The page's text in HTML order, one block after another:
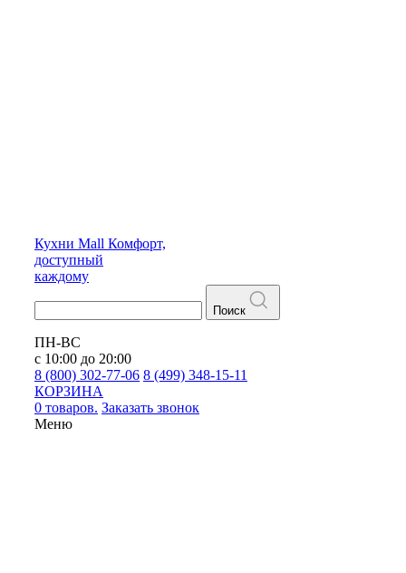
Кухни Mall Комфорт,
доступный
каждому
Поиск
ПН-ВС
с 10:00 до 20:00
8 (800) 302-77-06 8 (499) 348-15-11
КОРЗИНА
0 товаров. Заказать звонок
Меню